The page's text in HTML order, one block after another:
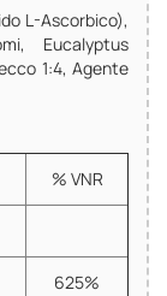
L-Ascorbico),
Eucalyptus
1:4, Agente
% VNR
625%